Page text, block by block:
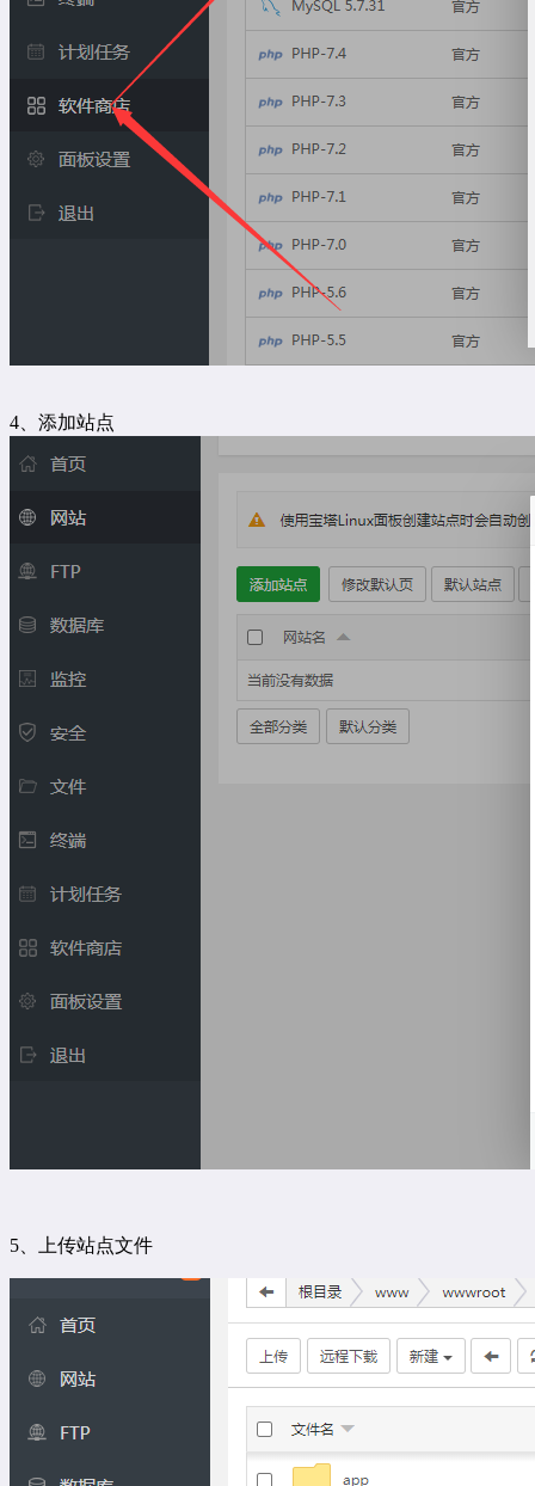
4、添加站点
5、上传站点文件